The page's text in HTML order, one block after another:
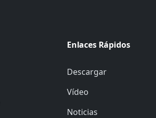
Enlaces Rápidos
Descargar
Vídeo
Noticias